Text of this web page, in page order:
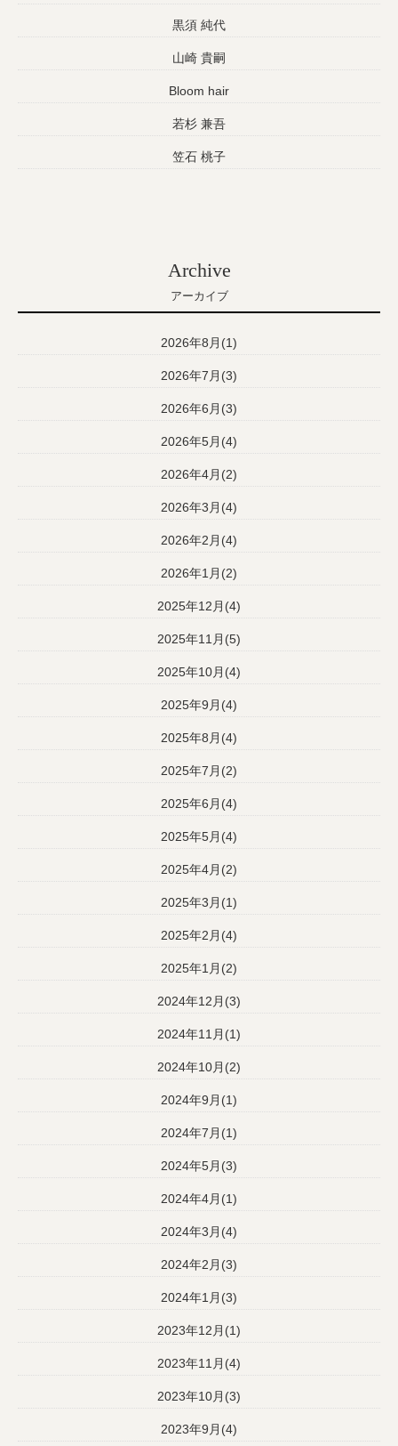
黒須 純代
山崎 貴嗣
Bloom hair
若杉 兼吾
笠石 桃子
Archive
アーカイブ
2026年8月(1)
2026年7月(3)
2026年6月(3)
2026年5月(4)
2026年4月(2)
2026年3月(4)
2026年2月(4)
2026年1月(2)
2025年12月(4)
2025年11月(5)
2025年10月(4)
2025年9月(4)
2025年8月(4)
2025年7月(2)
2025年6月(4)
2025年5月(4)
2025年4月(2)
2025年3月(1)
2025年2月(4)
2025年1月(2)
2024年12月(3)
2024年11月(1)
2024年10月(2)
2024年9月(1)
2024年7月(1)
2024年5月(3)
2024年4月(1)
2024年3月(4)
2024年2月(3)
2024年1月(3)
2023年12月(1)
2023年11月(4)
2023年10月(3)
2023年9月(4)